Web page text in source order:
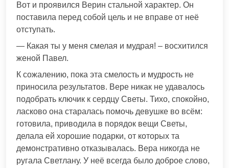
Вот и проявился Верин стальной характер. Он
поставила перед собой цель и не вправе от неё
отступать.
— Какая ты у меня смелая и мудрая! – восхитился
женой Павел.
К сожалению, пока эта смелость и мудрость не
приносила результатов. Вере никак не удавалось
подобрать ключик к сердцу Светы. Тихо, спокойно,
ласково она старалась помочь девушке во всём:
готовила, приводила в порядок вещи Светы,
делала ей хорошие подарки, от которых та
демонстративно отказывалась. Вера никогда не
ругала Светлану. У неё всегда было доброе слово,